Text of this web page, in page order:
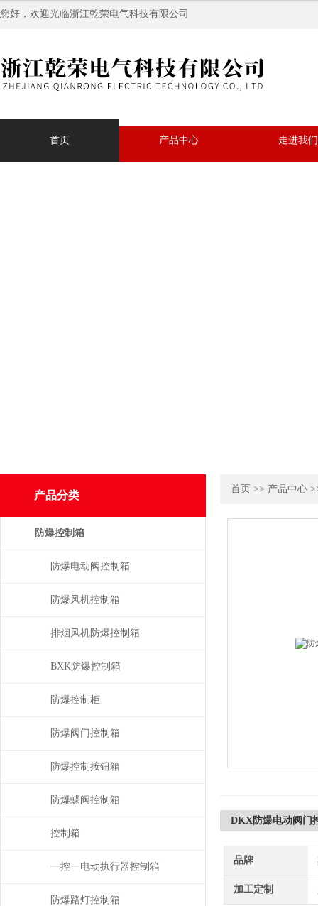
您好，欢迎光临浙江乾荣电气科技有限公司
首页 产品中心 走进我们
首页 >> 产品中心
DKX防爆电动阀门
品牌
加工定制
产品分类
防爆控制箱
防爆电动阀控制箱
防爆风机控制箱
排烟风机防爆控制箱
BXK防爆控制箱
防爆控制柜
防爆阀门控制箱
防爆控制按钮箱
防爆蝶阀控制箱
控制箱
一控一电动执行器控制箱
防爆路灯控制箱